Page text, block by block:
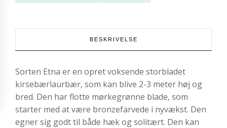
BESKRIVELSE
Sorten Etna er en opret voksende storbladet
kirsebærlaurbær, som kan blive 2-3 meter høj og
bred. Den har flotte mørkegrønne blade, som
starter med at være bronzefarvede i nyvækst. Den
egner sig godt til både hæk og solitært. Den kan